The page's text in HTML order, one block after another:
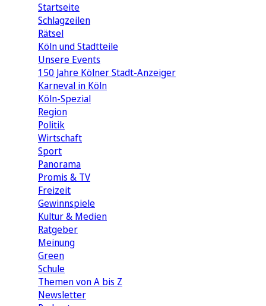
Startseite
Schlagzeilen
Rätsel
Köln und Stadtteile
Unsere Events
150 Jahre Kölner Stadt-Anzeiger
Karneval in Köln
Köln-Spezial
Region
Politik
Wirtschaft
Sport
Panorama
Promis & TV
Freizeit
Gewinnspiele
Kultur & Medien
Ratgeber
Meinung
Green
Schule
Themen von A bis Z
Newsletter